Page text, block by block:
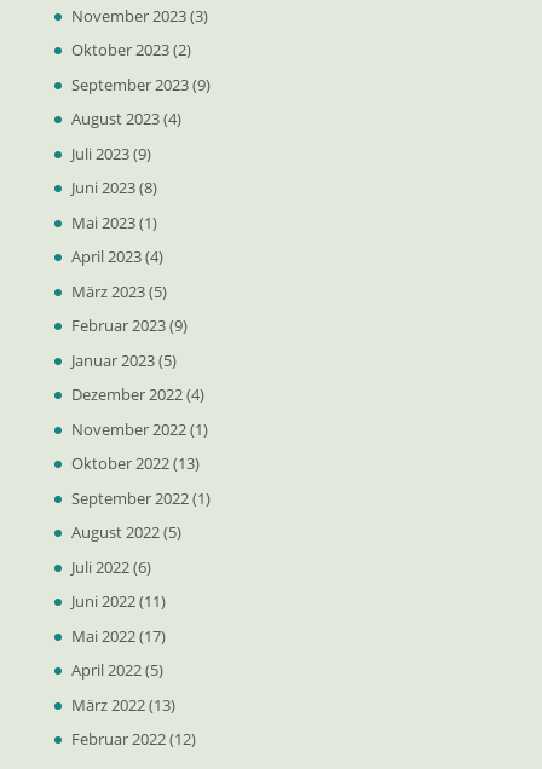
November 2023(3)
Oktober 2023(2)
September 2023(9)
August 2023(4)
Juli 2023(9)
Juni 2023(8)
Mai 2023(1)
April 2023(4)
März 2023(5)
Februar 2023(9)
Januar 2023(5)
Dezember 2022(4)
November 2022(1)
Oktober 2022(13)
September 2022(1)
August 2022(5)
Juli 2022(6)
Juni 2022(11)
Mai 2022(17)
April 2022(5)
März 2022(13)
Februar 2022(12)